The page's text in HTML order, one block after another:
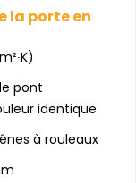
la porte en
pont
identique
à rouleaux